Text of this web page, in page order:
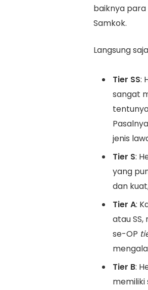
baiknya
Samkok.
Langsung
Tier SS:
sangat
jenis
Tier S:
yang
dan
Tier A:
atau
se-OP
Tier B:
memiliki